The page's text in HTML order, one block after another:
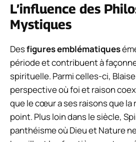
L’influence des
Mystiques
Desfigures emblématiques
période et contribuent à
spirituelle. Parmi celles-ci,
perspective où foi et raison
que le cœur a ses raisons que la
point. Plus loin dans le siècle,
panthéisme où Dieu et Nature